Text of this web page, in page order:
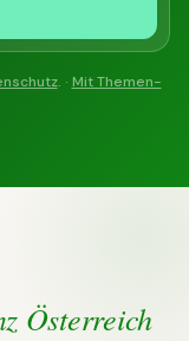
. · Mit Themen-
Österreich